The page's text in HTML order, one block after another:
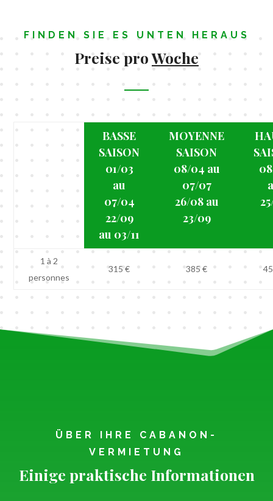
FINDEN SIE ES UNTEN HERAUS
Preise proWoche
BASSE
SAISON
01/03
au
07/04
22/09
au 03/11
MOYENNE
SAISON
08/04 au
07/07
26/08 au
23/09
1 à 2
personnes
315 € 385 €
ÜBER IHRE CABANON-
VERMIETUNG
Einige praktische Informationen